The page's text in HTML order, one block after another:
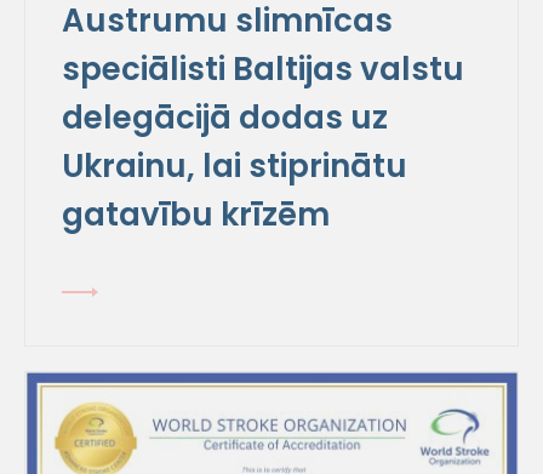
Austrumu slimnīcas
speciālisti Baltijas valstu
delegācijā dodas uz
Ukrainu, lai stiprinātu
gatavību krīzēm